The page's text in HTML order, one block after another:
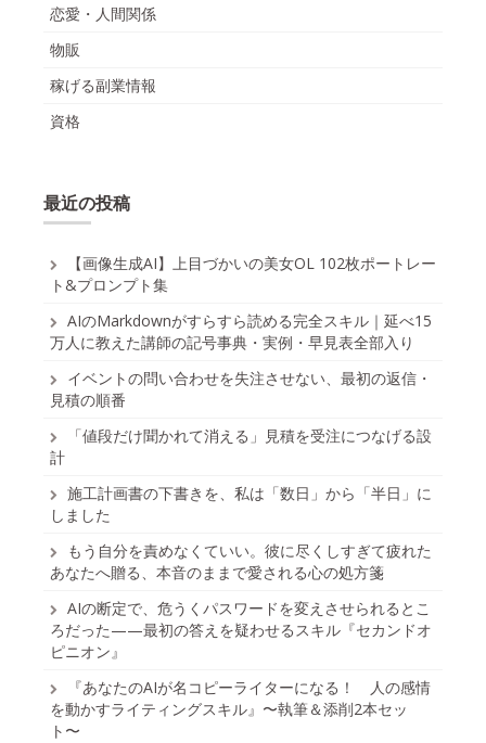
恋愛・人間関係
物販
稼げる副業情報
資格
最近の投稿
【画像生成AI】上目づかいの美女OL 102枚ポートレー
ト&プロンプト集
AIのMarkdownがすらすら読める完全スキル｜延べ15
万人に教えた講師の記号事典・実例・早見表全部入り
イベントの問い合わせを失注させない、最初の返信・
見積の順番
「値段だけ聞かれて消える」見積を受注につなげる設
計
施工計画書の下書きを、私は「数日」から「半日」に
しました
もう自分を責めなくていい。彼に尽くしすぎて疲れた
あなたへ贈る、本音のままで愛される心の処方箋
AIの断定で、危うくパスワードを変えさせられるとこ
ろだった——最初の答えを疑わせるスキル『セカンドオ
ピニオン』
『あなたのAIが名コピーライターになる！ 人の感情
を動かすライティングスキル』〜執筆＆添削2本セッ
ト〜